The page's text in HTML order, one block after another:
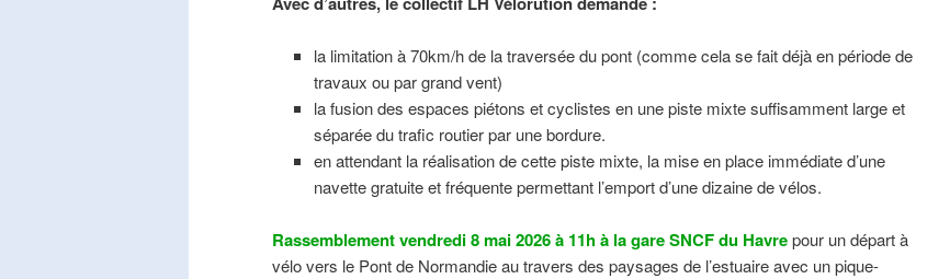
la limitation à 70km/h de la traversée du pont (comme cela se fait déjà en période de
travaux ou par grand vent)
la fusion des espaces piétons et cyclistes en une piste mixte suffisamment large et
séparée du trafic routier par une bordure.
en attendant la réalisation de cette piste mixte, la mise en place immédiate d’une
navette gratuite et fréquente permettant l’emport d’une dizaine de vélos.
Rassemblement vendredi 8 mai 2026 à 11h à la gare SNCF du Havrepour un départ à
vélo vers le Pont de Normandie au travers des paysages de l’estuaire avec un pique-